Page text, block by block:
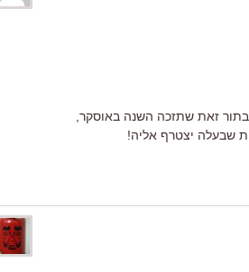
זאת שתזכה השנה באוסקר,
שבעלה יצטרף אליה!